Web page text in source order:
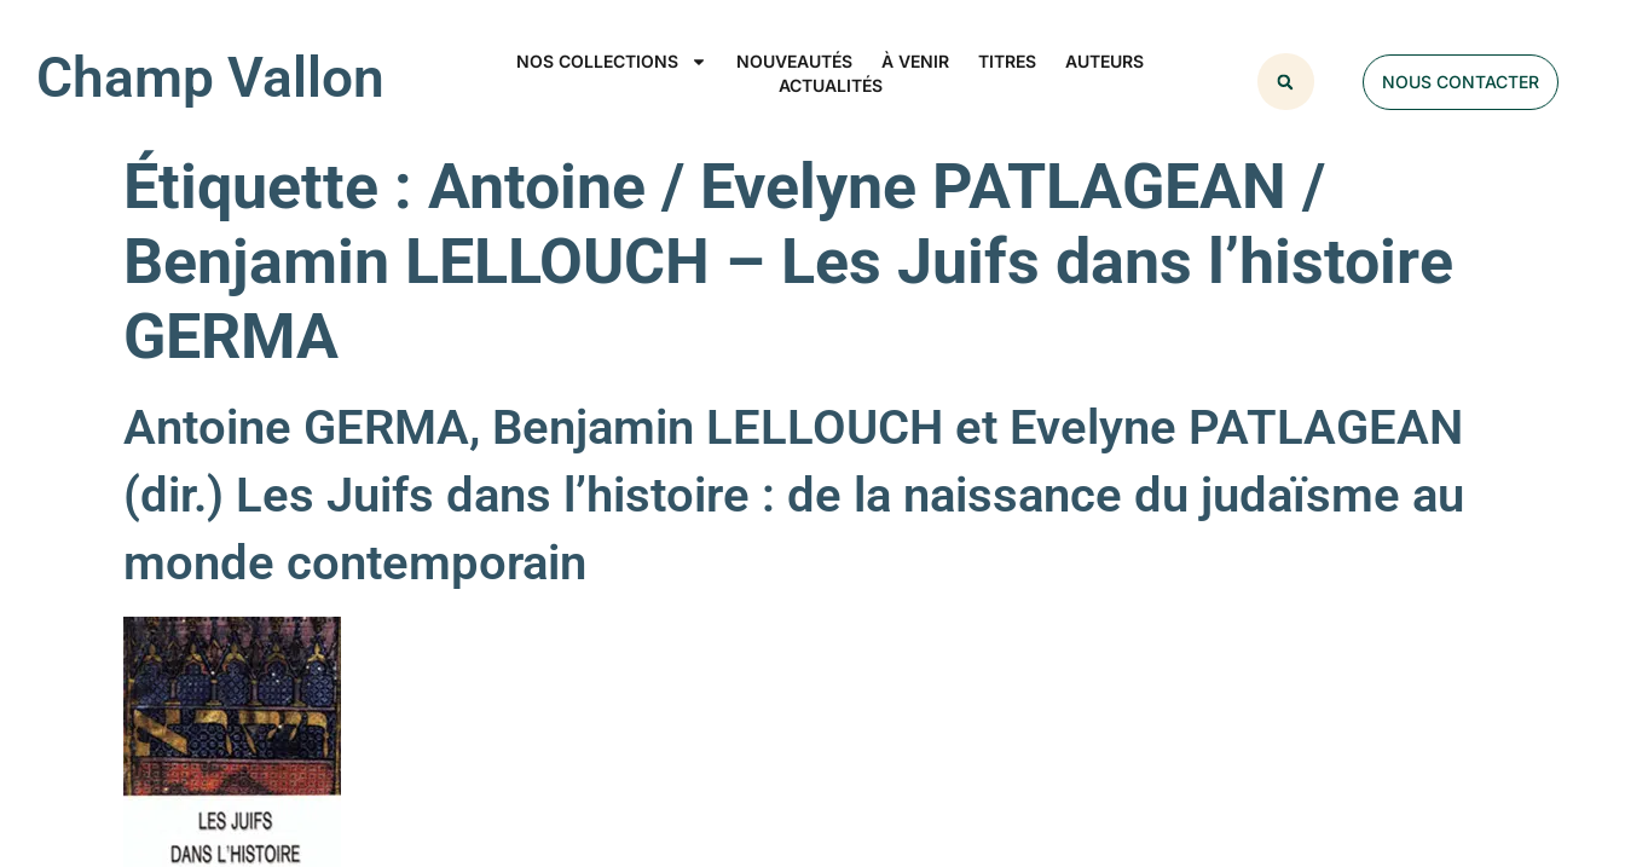
Champ Vallon NOS COLLECTIONS NOUVEAUTÉS À VENIR TITRES
AUTEURS
ACTUALITÉS
NOUS CONTACTER
Étiquette : Antoine / Evelyne PATLAGEAN /
Benjamin LELLOUCH – Les Juifs dans l’histoire
GERMA
Antoine GERMA, Benjamin LELLOUCH et Evelyne PATLAGEAN
(dir.) Les Juifs dans l’histoire : de la naissance du judaïsme au
monde contemporain